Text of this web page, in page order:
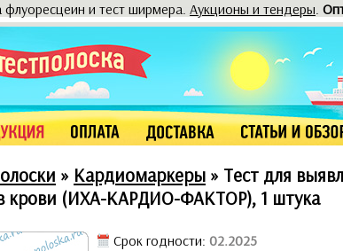
флуоресцеин и тест ширмера. Аукционы и тендеры.
» Кардиомаркеры » Тест для
крови (ИХА-КАРДИО-ФАКТОР), 1 штука
Срок годности: 02.2025